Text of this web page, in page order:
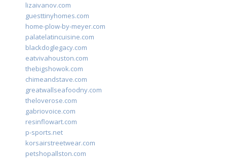
lizaivanov.com
guesttinyhomes.com
home-plow-by-meyer.com
palatelatincuisine.com
blackdoglegacy.com
eatvivahouston.com
thebigshowok.com
chimeandstave.com
greatwallseafoodny.com
theloverose.com
gabriovoice.com
resinflowart.com
p-sports.net
korsairstreetwear.com
petshopallston.com